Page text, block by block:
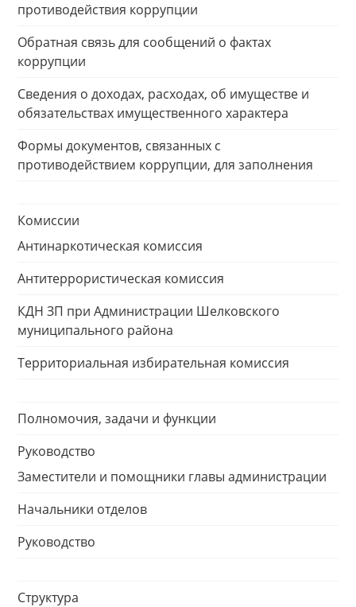
противодействия коррупции
Обратная связь для сообщений о фактах
коррупции
Сведения о доходах, расходах, об имуществе и
обязательствах имущественного характера
Формы документов, связанных с
противодействием коррупции, для заполнения
Комиссии
Антинаркотическая комиссия
Антитеррористическая комиссия
КДН ЗП при Администрации Шелковского
муниципального района
Территориальная избирательная комиссия
Полномочия, задачи и функции
Руководство
Заместители и помощники главы администрации
Начальники отделов
Руководство
Структура